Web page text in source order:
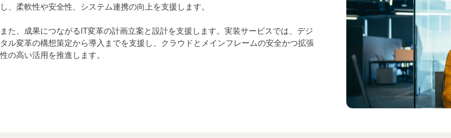
し、柔軟性や安全性、システム連携の向上を支援します。
また、成果につながるIT変革の計画立案と設計を支援します。実装サービスでは、デジ
タル変革の構想策定から導入までを支援し、クラウドとメインフレームの安全かつ拡張
性の高い活用を推進します。